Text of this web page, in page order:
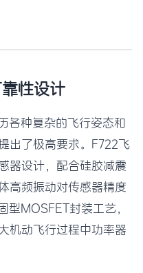
性设计
各种复杂的飞行姿态和
出了极高要求。F722飞
器设计，配合硅胶减震
高频振动对传感器精度
MOSFET封装工艺，
机动飞行过程中功率器